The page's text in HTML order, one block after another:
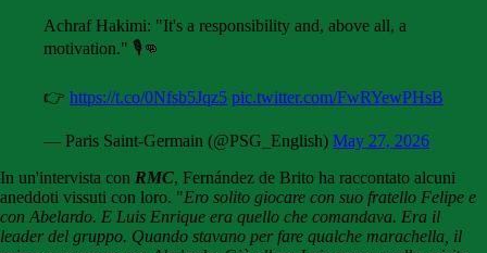
Achraf Hakimi: "It's a responsibility and, above all, a
motivation." 🎙️👊
👉 https://t.co/0Nfsb5Jqz5 pic.twitter.com/FwRYewPHsB
— Paris Saint-Germain (@PSG_English) May 27, 2026
In un'intervista con RMC, Fernández de Brito ha raccontato alcuni
aneddoti vissuti con loro. "Ero solito giocare con suo fratello Felipe e
con Abelardo. E Luis Enrique era quello che comandava. Era il
leader del gruppo. Quando stavano per fare qualche marachella, il